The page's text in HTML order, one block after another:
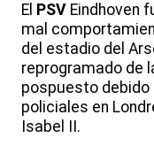
El PSV Eindhoven
mal
del estadio del
reprogramado de
pospuesto
policiales en
Isabel II.